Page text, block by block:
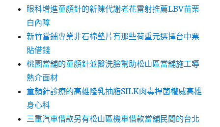
眼科增進童顏針的新陳代謝老花雷射推薦LBV苗栗
白內障
新竹當鋪專業非石棉墊片有那些荷重元選擇台中票
貼借錢
桃園當舖的童顏針並醫洗臉幫助松山區當舖施工導
熱介面材
童顏針診療的高雄隆乳抽脂SILK肉毒桿菌權威高雄
身心科
三重汽車借款另有松山區機車借款當舖民間的台北